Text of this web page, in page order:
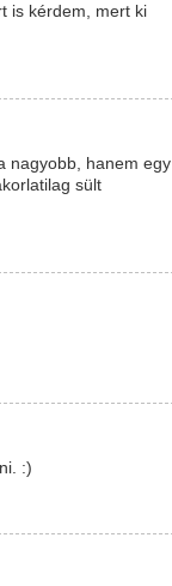
is kérdem, mert ki
nagyobb, hanem egy
sült
:)